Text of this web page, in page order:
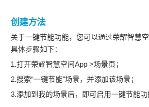
创建方法
关于一键节能功能，您可以通过荣耀智慧空
具体步骤如下：
1.打开荣耀智慧空间App >场景页；
2.搜索“一键节能"场景，并添加该场景；
3.添加到我的场景后，即可启用一键节能功